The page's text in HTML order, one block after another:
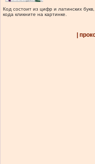
Код состоит из цифр и латинских
кода кликните на картинке.
|